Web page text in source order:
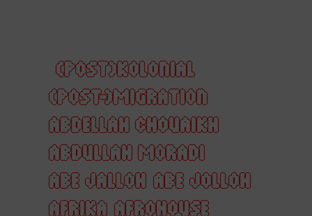
(POST)KOLONIAL
(POST-)MIGRATION
ABDELLAH CHOUAIKH
ABDULLAH MORADI
ABE JALLOH ABE JOLLOH
AFRIKA AFROHOUSE